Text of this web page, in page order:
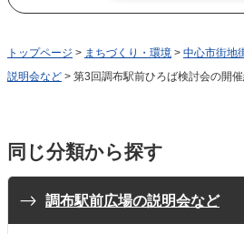
トップページ > まちづくり・環境 > 中心市街地
説明会など > 第3回調布駅前ひろば検討会の開
同じ分類から探す
調布駅前広場の説明会など